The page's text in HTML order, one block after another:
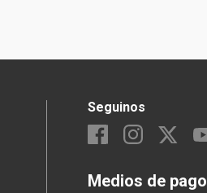
Seguinos
Medios de pago